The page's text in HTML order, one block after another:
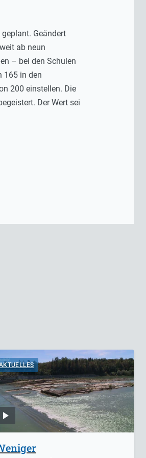
Geändert
ab neun
– bei den Schulen
165 in den
200 einstellen. Die
Der Wert sei